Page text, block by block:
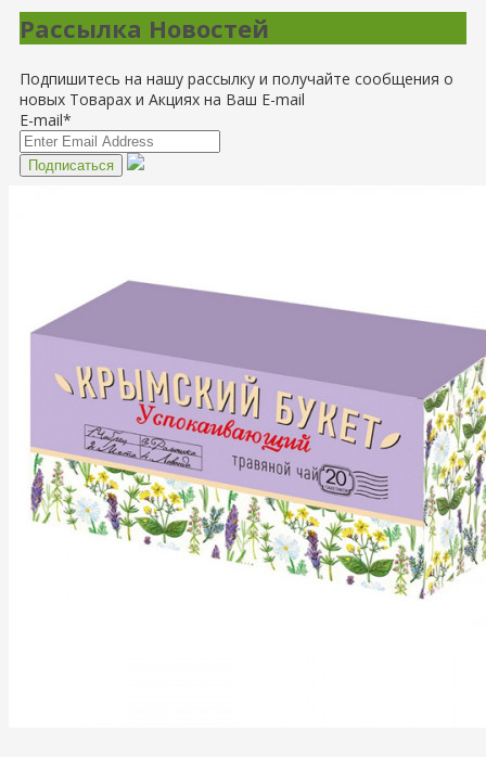
Рассылка Новостей
Подпишитесь на нашу рассылку и получайте сообщения о
новых Товарах и Акциях на Ваш E-mail
E-mail*